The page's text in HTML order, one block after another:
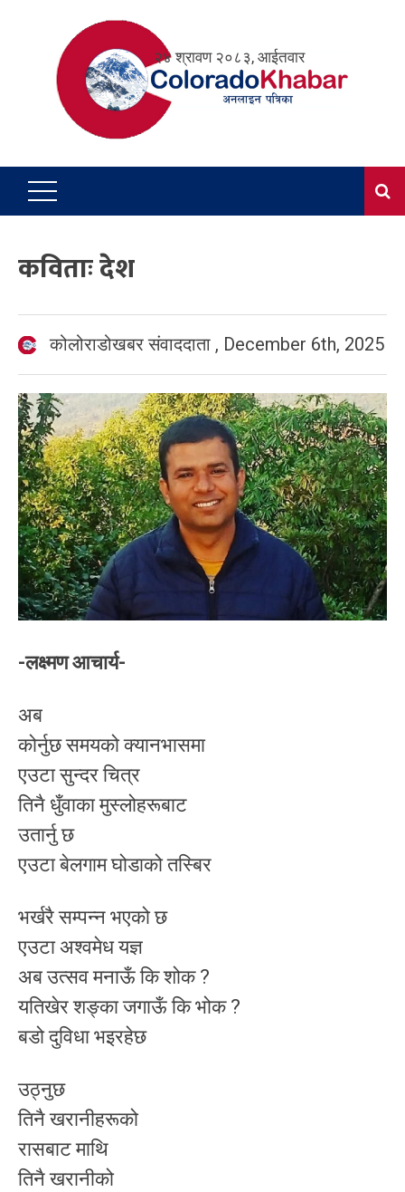
२४ श्रावण २०८३, आईतवार
कविताः देश
कोलोराडोखबर संवाददाता , December 6th, 2025
-लक्ष्मण आचार्य-
अब
कोर्नुछ समयको क्यानभासमा
एउटा सुन्दर चित्र
तिनै धुँवाका मुस्लोहरूबाट
उतार्नु छ
एउटा बेलगाम घोडाको तस्बिर
भर्खरै सम्पन्न भएको छ
एउटा अश्वमेध यज्ञ
अब उत्सव मनाऊँ कि शोक ?
यतिखेर शङ्का जगाऊँ कि भोक ?
बडो दुविधा भइरहेछ
उठ्नुछ
तिनै खरानीहरूको
रासबाट माथि
तिनै खरानीको